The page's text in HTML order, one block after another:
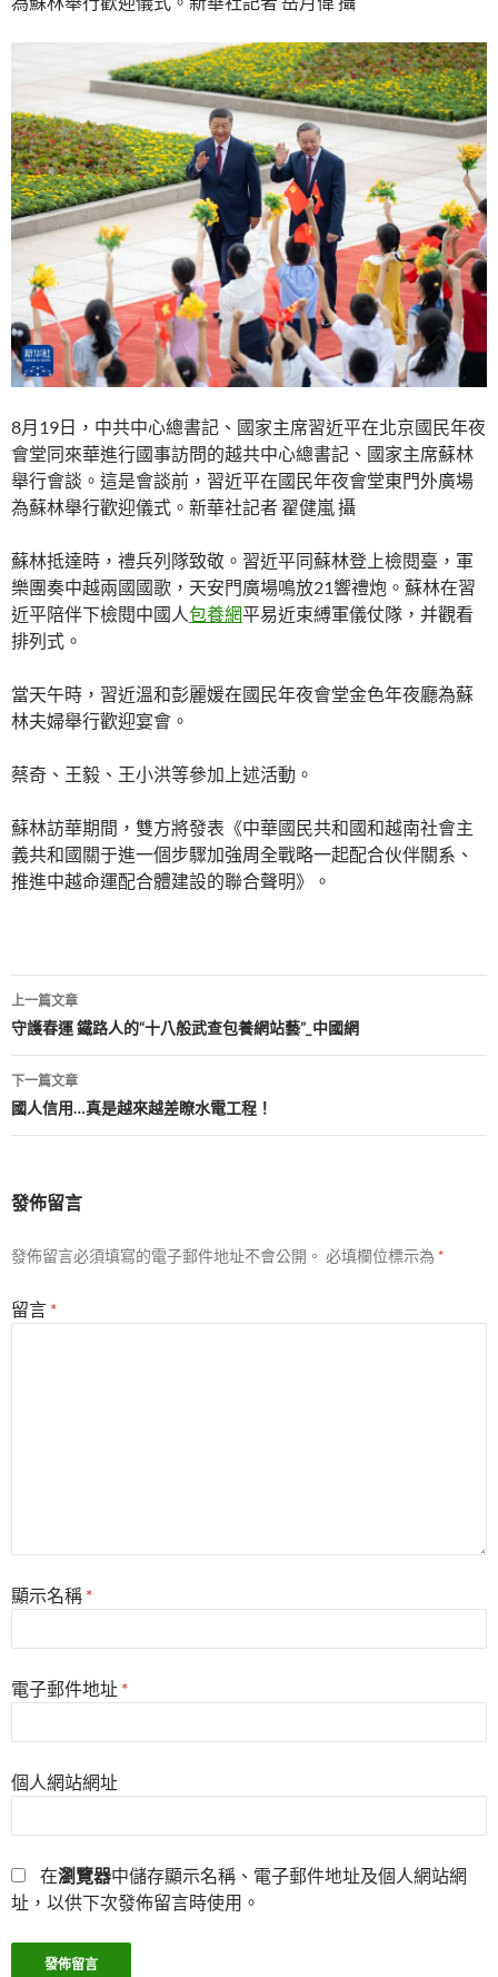
8月19日，中共中心總書記、國家主席習近平在北京國民年夜
會堂同來華進行國事訪問的越共中心總書記、國家主席蘇林
舉行會談。這是會談前，習近平在國民年夜會堂東門外廣場
為蘇林舉行歡迎儀式。新華社記者 翟健嵐 攝
蘇林抵達時，禮兵列隊致敬。習近平同蘇林登上檢閱臺，軍
樂團奏中越兩國國歌，天安門廣場鳴放21響禮炮。蘇林在習
近平陪伴下檢閱中國人包養網平易近束縛軍儀仗隊，并觀看
排列式。
當天午時，習近溫和彭麗媛在國民年夜會堂金色年夜廳為蘇
林夫婦舉行歡迎宴會。
蔡奇、王毅、王小洪等參加上述活動。
蘇林訪華期間，雙方將發表《中華國民共和國和越南社會主
義共和國關于進一個步驟加強周全戰略一起配合伙伴關系、
推進中越命運配合體建設的聯合聲明》。
文
章
導
覽
上一篇文章
守護春運 鐵路人的“十八般武查包養網站藝”_中國網
下一篇文章
國人信用…真是越來越差瞭水電工程！
發佈留言
發佈留言必須填寫的電子郵件地址不會公開。 必填欄位標示為 *
留言 *
顯示名稱 *
電子郵件地址 *
個人網站網址
在瀏覽器中儲存顯示名稱、電子郵件地址及個人網站網
址，以供下次發佈留言時使用。